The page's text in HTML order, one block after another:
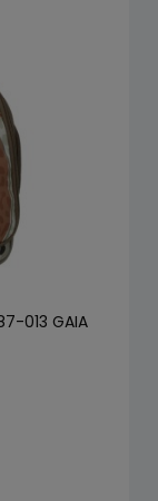
013 GAIA